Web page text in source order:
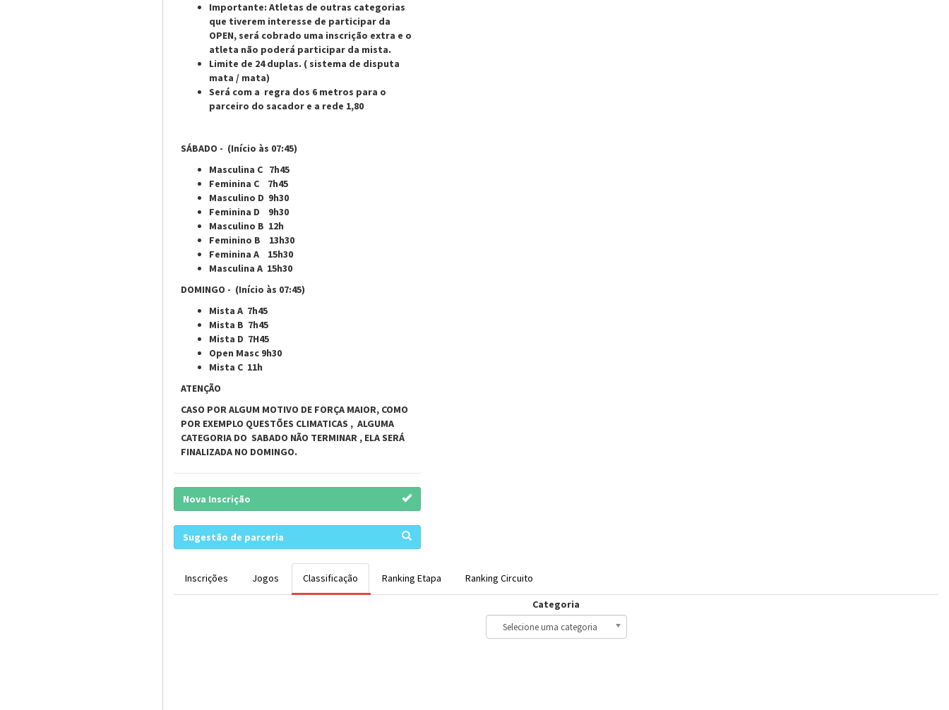
Importante: Atletas de outras categorias
que tiverem interesse de participar da
OPEN, será cobrado uma inscrição extra e o
atleta não poderá participar da mista.
Limite de 24 duplas. ( sistema de disputa
mata / mata)
Será com a regra dos 6 metros para o
parceiro do sacador e a rede 1,80
SÁBADO - (Início às 07:45)
Masculina C 7h45
Feminina C 7h45
Masculino D 9h30
Feminina D 9h30
Masculino B 12h
Feminino B 13h30
Feminina A 15h30
Masculina A 15h30
DOMINGO - (Início às 07:45)
Mista A 7h45
Mista B 7h45
Mista D 7H45
Open Masc 9h30
Mista C 11h
ATENÇÃO
CASO POR ALGUM MOTIVO DE FORÇA MAIOR, COMO
POR EXEMPLO QUESTÕES CLIMATICAS , ALGUMA
CATEGORIA DO SABADO NÃO TERMINAR , ELA SERÁ
FINALIZADA NO DOMINGO.
Nova Inscrição
Sugestão de parceria
Inscrições Jogos Classificação Ranking Etapa Ranking Circuito
Categoria
Selecione uma categoria